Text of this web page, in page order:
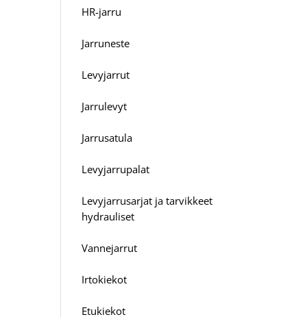
HR-jarru
Jarruneste
Levyjarrut
Jarrulevyt
Jarrusatula
Levyjarrupalat
Levyjarrusarjat ja tarvikkeet
hydrauliset
Vannejarrut
Irtokiekot
Etukiekot